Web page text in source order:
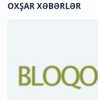
OXŞAR XƏBƏRLƏR